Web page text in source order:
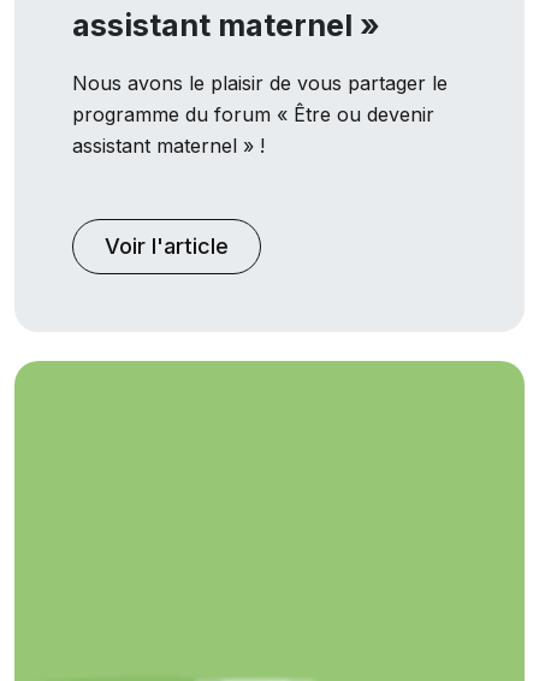
assistant maternel »
Nous avons le plaisir de vous partager le
programme du forum « Être ou devenir
assistant maternel » !
Voir l'article